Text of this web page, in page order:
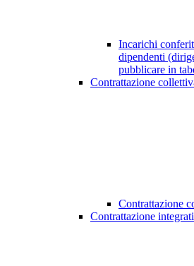
Incarichi
dipendenti
pubblicare in
Contrattazione
Contrattazione
Contrattazione